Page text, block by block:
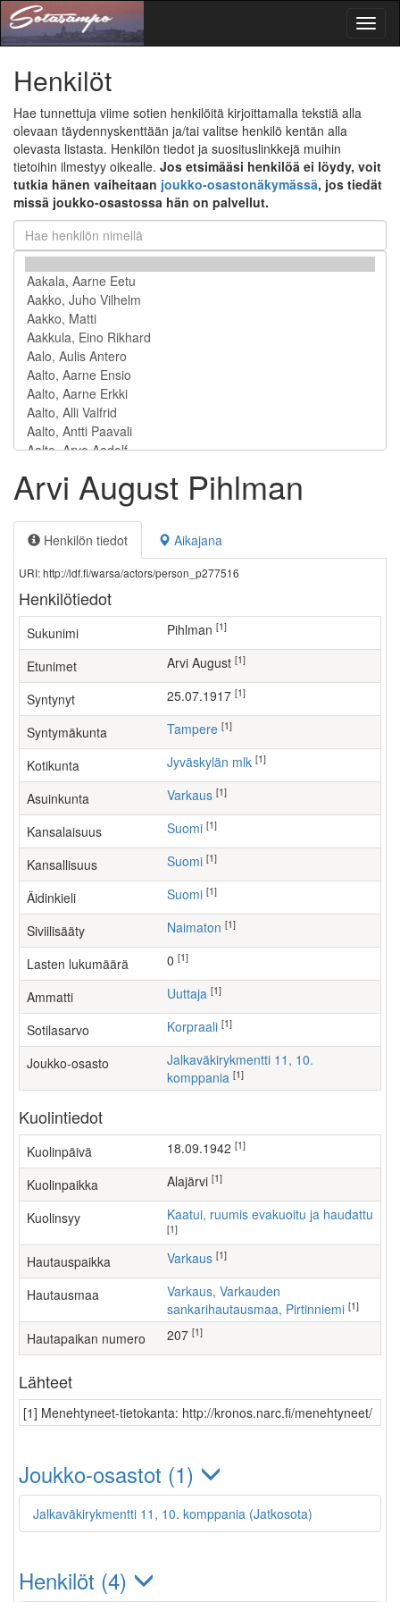
Henkilöt
Hae tunnettuja viime sotien henkilöitä kirjoittamalla tekstiä alla
olevaan täydennyskenttään ja/tai valitse henkilö kentän alla
olevasta listasta. Henkilön tiedot ja suosituslinkkejä muihin
tietoihin ilmestyy oikealle. Jos etsimääsi henkilöä ei löydy, voit
tutkia hänen vaiheitaan joukko-osastonäkymässä, jos tiedät
missä joukko-osastossa hän on palvellut.
Arvi August Pihlman
Henkilön tiedot Aikajana
URI: http://ldf.fi/warsa/actors/person_p277516
Henkilötiedot
Sukunimi Pihlman [1]
Etunimet Arvi August [1]
Syntynyt 25.07.1917 [1]
Syntymäkunta Tampere [1]
Kotikunta Jyväskylän mlk [1]
Asuinkunta Varkaus [1]
Kansalaisuus Suomi [1]
Kansallisuus Suomi [1]
Äidinkieli Suomi [1]
Siviilisääty Naimaton [1]
Lasten lukumäärä [1]
Ammatti uuttaja [1]
Sotilasarvo Korpraali [1]
Joukko-osasto
Jalkaväkirykmentti 11, 10.
komppania [1]
Kuolintiedot
Kuolinpäivä 18.09.1942 [1]
Kuolinpaikka Alajärvi [1]
Kuolinsyy Kaatui, ruumis evakuoitu ja haudattu
[1]
Hautauspaikka Varkaus [1]
Hautausmaa
Varkaus, Varkauden
sankarihautausmaa, Pirtinniemi [1]
Hautapaikan numero 207 [1]
Lähteet
[1] Menehtyneet-tietokanta: http://kronos.narc.fi/menehtyneet/
Joukko-osastot (1)
Jalkaväkirykmentti 11, 10. komppania (Jatkosota)
Henkilöt (4)